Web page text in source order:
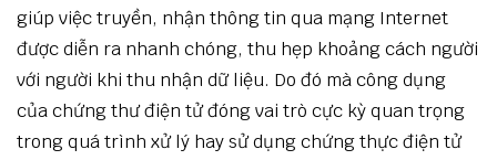
giúp việc truyền, nhận thông tin qua mạng Internet
được diễn ra nhanh chóng, thu hẹp khoảng cách người
với người khi thu nhận dữ liệu. Do đó mà công dụng
của chứng thư điện tử đóng vai trò cực kỳ quan trọng
trong quá trình xử lý hay sử dụng chứng thực điện tử